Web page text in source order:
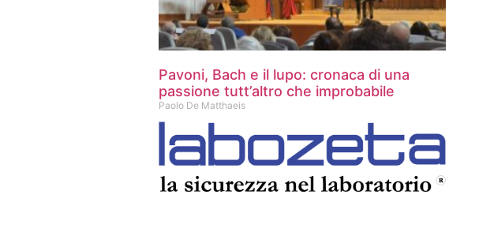
Pavoni, Bach e il lupo: cronaca di una
passione tutt’altro che improbabile
Paolo De Matthaeis